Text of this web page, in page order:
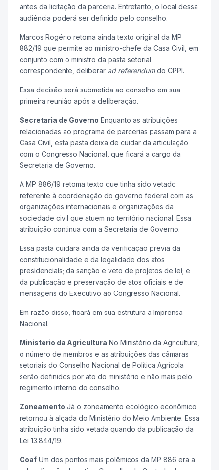
antes da licitação da parceria. Entretanto, o local dessa
audiência poderá ser definido pelo conselho.
Marcos Rogério retoma ainda texto original da MP
882/19 que permite ao ministro-chefe da Casa Civil, em
conjunto com o ministro da pasta setorial
correspondente, deliberar ad referendumdo CPPI.
Essa decisão será submetida ao conselho em sua
primeira reunião após a deliberação.
Secretaria de Governo Enquanto as atribuições
relacionadas ao programa de parcerias passam para a
Casa Civil, esta pasta deixa de cuidar da articulação
com o Congresso Nacional, que ficará a cargo da
Secretaria de Governo.
A MP 886/19 retoma texto que tinha sido vetado
referente à coordenação do governo federal com as
organizações internacionais e organizações da
sociedade civil que atuem no território nacional. Essa
atribuição continua com a Secretaria de Governo.
Essa pasta cuidará ainda da verificação prévia da
constitucionalidade e da legalidade dos atos
presidenciais; da sanção e veto de projetos de lei; e
da publicação e preservação de atos oficiais e de
mensagens do Executivo ao Congresso Nacional.
Em razão disso, ficará em sua estrutura a Imprensa
Nacional.
Ministério da Agricultura No Ministério da Agricultura,
o número de membros e as atribuições das câmaras
setoriais do Conselho Nacional de Política Agrícola
serão definidos por ato do ministério e não mais pelo
regimento interno do conselho.
Zoneamento Já o zoneamento ecológico econômico
retornou à alçada do Ministério do Meio Ambiente. Essa
atribuição tinha sido vetada quando da publicação da
Lei 13.844/19.
Coaf Um dos pontos mais polêmicos da MP 886 era a